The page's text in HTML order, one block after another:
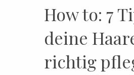
How to: 7
deine
richtig